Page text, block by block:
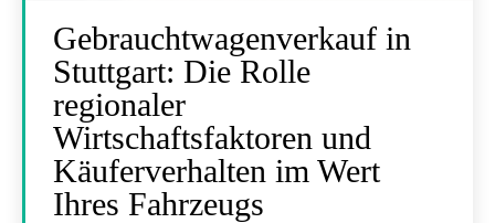
Gebrauchtwagenverkauf in
Stuttgart: Die Rolle
regionaler
Wirtschaftsfaktoren und
Käuferverhalten im Wert
Ihres Fahrzeugs